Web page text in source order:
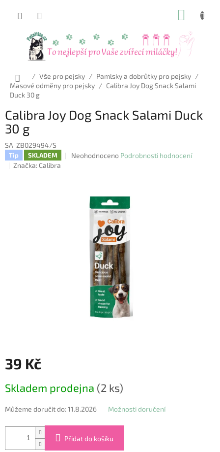
Domů
/ Vše pro pejsky / Pamlsky a dobrůtky pro pejsky /
Masové odměny pro pejsky / Calibra Joy Dog Snack Salami
Duck 30 g
Calibra Joy Dog Snack Salami Duck
30 g
SA-ZB029494/S
Tip SKLADEM
Průměrné
hvězdiček.
Neohodnoceno Podrobnosti hodnocení
Značka: Calibra
39 Kč
cena:
Skladem prodejna (2 ks)
Můžeme doručit do:11.8.2026 Možnosti doručení
Přidat do košíku